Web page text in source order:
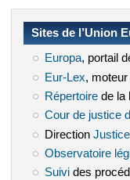
Sites de l’Union
Europa(le lien est
, portail
Eur-Lex (le lien
,
Répertoire(le
de la
Cour de justice
Direction Justice
Observatoire
Suivi(le lien est
des